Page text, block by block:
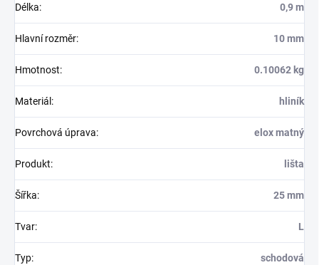
Délka: 0,9 m
Hlavní rozměr: 10 mm
Hmotnost: 0.10062 kg
Materiál : hliník
Povrchová úprava: elox matný
Produkt: lišta
Šířka: 25 mm
Tvar: L
Typ: schodová